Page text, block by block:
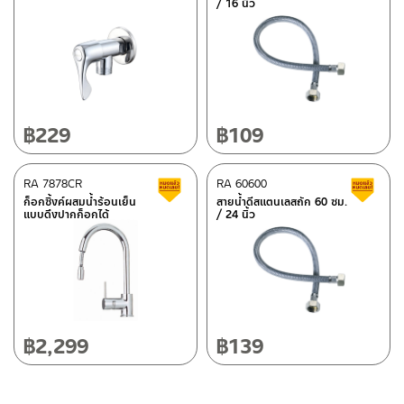
แข็งแรง ไม่ขึ้นสนิม ส่งเสริม ความรู้สึกที่สวยงามและหรูหรา ของฝักบัว
อาบน้ำ สายน้ำด้านบน ออกแบบให้น้ำไหลตรง ครอบคลุมทั่วตัว มาพร้อม
ปุ่มยางกำจัดตะกรันที่อุดตันออกได้ง่าย เพียงใช้นิ้วถู ในขณะเปิดน้ำ และ
ฝักบัวมือ 3ระบบ เพียงใช้มือกดก็สามารรถเปลี่ยนระบบได้ตามความ
ต้องการ ช่วยเพิ่มประสบการณ์การอาบน้ำเหมือนอาบน้ำสายฝน และ ยัง
ความเป็นระเบียบของแชมพูหรือสบู่โดยไม่ต้องเจาะเพิ่ม เพื่อเป็นการ
ยืนยันความคงทนของวาล์วเปลี่ยนทิศทางน้ำ จึงกล้ารับประกัน 10 ปี
เต็ม
ศูนย์บริการและอะไหล่ กรุงเทพฯ
662/61-62 ถนน พระราม3 แขวงบางโพงพาง เขตยานนาวา กรุงเทพฯ
โทร: 02-358-0080 / 080-075-8668 / 091-545-0556
ศูนย์บริการและอะไหล่ เชียงใหม่
118/33 โครงการอรสิริน ม.8 ต.สันปูเลย อ.ดอยสะเก็ด เชียงใหม่
โทร: 080-075-2626
วันจันทร์ – วันศุกร์ เวลา 8:30-17:30 น.
วันเสาร์ เวลา 8:30-15:00 น.
คลิกที่นี่ <<
ติดต่อพนักงานขาย / Contact Sales Staff
โทร: 02-285-5795
@charnpaiboon.sales
ติดต่อ ชาญไพบูลย์ / Contact Us
฿229
/ 16 นิ้ว
฿109
ก็อกซิ้งค์ผสมน้ำร้อนเย็น
แบบดึงปากก็อกได้
RA 7878CR สินค้าลดราคา เคลียร์สต็อก
฿2,299
สายน้ำดีสแตนเลสถัก 60 ซม.
/ 24 นิ้ว
RA 60600
฿139